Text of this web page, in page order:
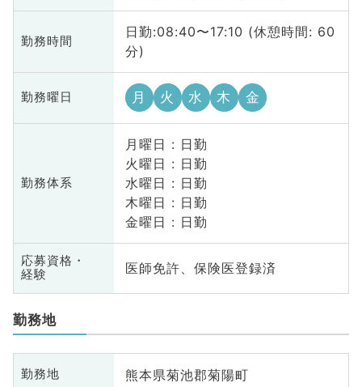
勤務時間
日勤:08:40〜17:10 (休憩時間: 60
分)
勤務曜日 月 火 水 木 金
勤務体系
月曜日 : 日勤
火曜日 : 日勤
水曜日 : 日勤
木曜日 : 日勤
金曜日 : 日勤
応募資格・
経験
医師免許、保険医登録済
勤務地
勤務地 熊本県菊池郡菊陽町